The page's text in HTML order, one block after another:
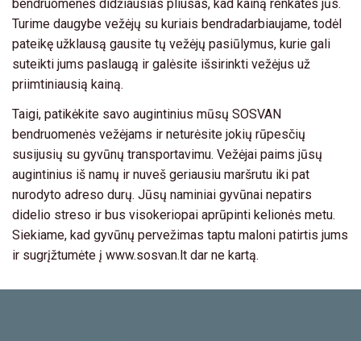
bendruomenės didžiausias pliusas, kad kainą renkatės jūs.
Turime daugybe vežėjų su kuriais bendradarbiaujame, todėl
pateikę užklausą gausite tų vežėjų pasiūlymus, kurie gali
suteikti jums paslaugą ir galėsite išsirinkti vežėjus už
priimtiniausią kainą.
Taigi, patikėkite savo augintinius mūsų SOSVAN
bendruomenės vežėjams ir neturėsite jokių rūpesčių
susijusių su gyvūnų transportavimu. Vežėjai paims jūsų
augintinius iš namų ir nuveš geriausiu maršrutu iki pat
nurodyto adreso durų. Jūsų naminiai gyvūnai nepatirs
didelio streso ir bus visokeriopai aprūpinti kelionės metu.
Siekiame, kad gyvūnų pervežimas taptu maloni patirtis jums
ir sugrįžtumėte į www.sosvan.lt dar ne kartą.